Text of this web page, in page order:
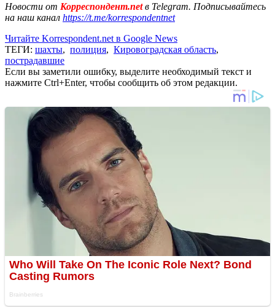
Новости от Корреспондент.netв Telegram. Подписывайтесь
на наш канал https://t.me/korrespondentnet
Читайте Korrespondent.net в Google News
ТЕГИ: шахты, полиция, Кировоградская область,
пострадавшие
Если вы заметили ошибку, выделите необходимый текст и
нажмите Ctrl+Enter, чтобы сообщить об этом редакции.